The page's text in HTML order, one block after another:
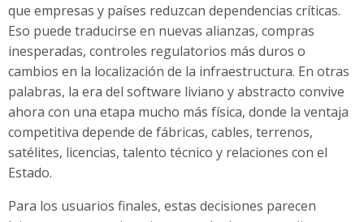
que empresas y países reduzcan dependencias críticas.
Eso puede traducirse en nuevas alianzas, compras
inesperadas, controles regulatorios más duros o
cambios en la localización de la infraestructura. En otras
palabras, la era del software liviano y abstracto convive
ahora con una etapa mucho más física, donde la ventaja
competitiva depende de fábricas, cables, terrenos,
satélites, licencias, talento técnico y relaciones con el
Estado.
Para los usuarios finales, estas decisiones parecen